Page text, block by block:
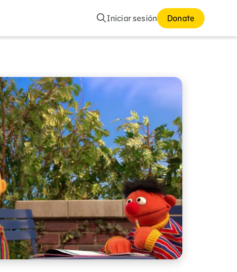
Buscar
Iniciar sesión Donate